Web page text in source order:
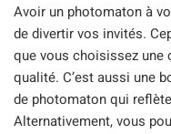
Avoir un photomaton à
de divertir vos invités.
que vous choisissez une
qualité. C’est aussi une
de photomaton qui
Alternativement, vous